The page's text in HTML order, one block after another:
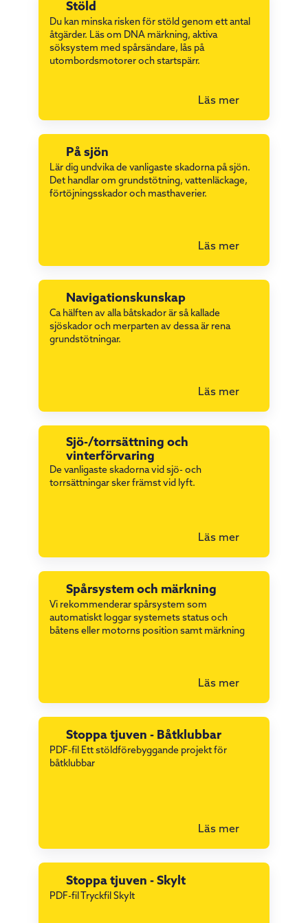
Stöld
Du kan minska risken för stöld genom ett antal
åtgärder. Läs om DNA märkning, aktiva
söksystem med spårsändare, lås på
utombordsmotorer och startspärr.
Läs mer
På sjön
Lär dig undvika de vanligaste skadorna på sjön.
Det handlar om grundstötning, vattenläckage,
förtöjningsskador och masthaverier.
Läs mer
Navigationskunskap
Ca hälften av alla båtskador är så kallade
sjöskador och merparten av dessa är rena
grundstötningar.
Läs mer
Sjö-/torrsättning och
vinterförvaring
De vanligaste skadorna vid sjö- och
torrsättningar sker främst vid lyft.
Läs mer
Spårsystem och märkning
Vi rekommenderar spårsystem som
automatiskt loggar systemets status och
båtens eller motorns position samt märkning
Läs mer
Stoppa tjuven - Båtklubbar
PDF-fil Ett stöldförebyggande projekt för
båtklubbar
Läs mer
Stoppa tjuven - Skylt
PDF-fil Tryckfil Skylt